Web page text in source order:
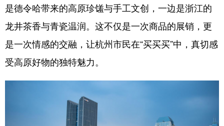
是德令哈带来的高原珍馐与手工文创，一边是浙江的
龙井茶香与青瓷温润。这不仅是一次商品的展销，更
是一次情感的交融，让杭州市民在“买买买”中，真切感
受高原好物的独特魅力。